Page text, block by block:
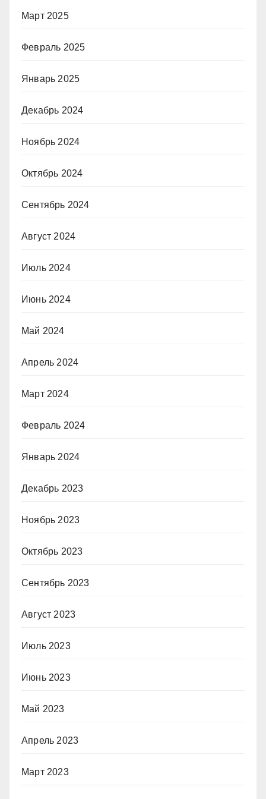
Март 2025
Февраль 2025
Январь 2025
Декабрь 2024
Ноябрь 2024
Октябрь 2024
Сентябрь 2024
Август 2024
Июль 2024
Июнь 2024
Май 2024
Апрель 2024
Март 2024
Февраль 2024
Январь 2024
Декабрь 2023
Ноябрь 2023
Октябрь 2023
Сентябрь 2023
Август 2023
Июль 2023
Июнь 2023
Май 2023
Апрель 2023
Март 2023